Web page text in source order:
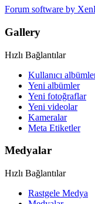
Forum software by
Gallery
Hızlı Bağlantılar
Kullanıcı
Yeni albümler
Yeni fotoğraflar
Yeni videolar
Kameralar
Meta Etiketler
Medyalar
Hızlı Bağlantılar
Rastgele Medya